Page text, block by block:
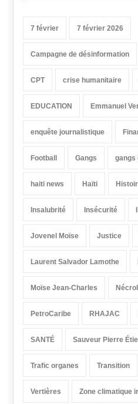
7 février 7 février 2026
Campagne de désinformation
CPT crise humanitaire
EDUCATION Emmanuel
enquête journalistique
Football Gangs gangs
haiti news Haïti
Insalubrité Insécurité
Jovenel Moïse Justice
Laurent Salvador Lamothe
Moïse Jean-Charles
PetroCaribe RHAJAC
SANTÉ Sauveur Pierre
Trafic organes Transition
Vertières Zone climatique